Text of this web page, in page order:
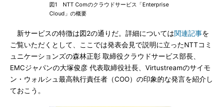
図1 NTT Comのクラウドサービス「Enterprise
Cloud」の概要
新サービスの特徴は図2の通りだ。詳細については関連記事を
ご覧いただくとして、ここでは発表会見で説明に立ったNTTコミ
ュニケーションズの森林正彰 取締役クラウドサービス部長、
EMCジャパンの大塚俊彦 代表取締役社長、Virtustreamのサイモ
ン・ウォルシュ最高執行責任者（COO）の印象的な発言を紹介し
ておこう。